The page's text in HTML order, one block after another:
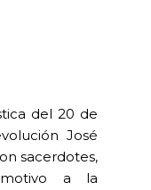
del 20 de
José
sacerdotes,
motivo a la